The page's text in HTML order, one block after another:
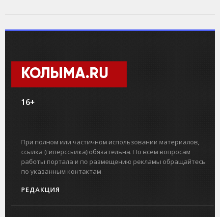
КОЛЫМА.RU
16+
При полном или частичном использовании материалов,
ссылка (гиперссылка) обязательна. По всем вопросам
работы портала и по размещению рекламы обращайтесь
по указанным контактам
РЕДАКЦИЯ